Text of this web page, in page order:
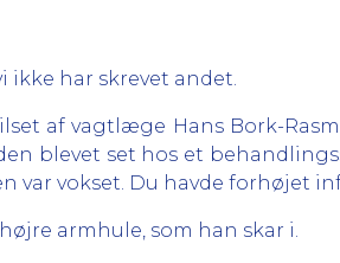
ikke har skrevet andet.
af vagtlæge Hans Bork-
blevet set hos et
var vokset. Du havde forhøjet
armhule, som han skar i.